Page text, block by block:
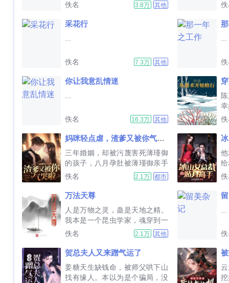
佚名 3.8万 其他
采花行
佚名 7.3万 其他
你让我意乱情迷
佚名 16.3万 其他
妈咪轻点虐，渣爹又被你气哭啦
三年婚姻，却被污蔑害死薄瑾御
的孩子，八月孕肚被薄瑾御亲手
灌下堕胎药，导致早产并被丢出
顶级神医，追求者无数。薄瑾御
孩子是我的亲生骨肉？沈宁苒笑
了笑，错，你的亲生骨肉已经被
你...
佚名 2.1万 都市
万法天尊
人是万物之灵，蛊是天地之精。
我本是一个昆虫学家，魂穿到一
个修仙世界的御虫少年身上。继
获得了能看到万物成长度的能
有废物的宿主，全看宿主的脑洞
佚名 2.1万 其他
贺总夫人又来蹭气运了
姜糖天生缺钱命，被师父哄下山
找有缘人。本以为是个骗局，没